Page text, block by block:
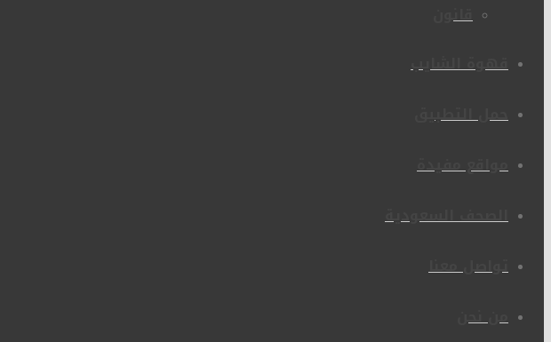
قانون
قهوة الشايب
حمل التطبيق
مواقع مفيدة
الصحف السعودية
تواصل معنا
من نحن